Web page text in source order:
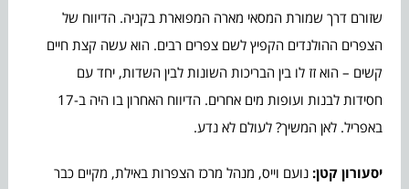
שזורם דרך שמורת המסאי מארה המפוארת בקניה. הדיווח של
הצפרים ההולנדים הקפיץ לשם צפרים רבים. הוא עשה קצת חיים
קשים – הוא זז לו בין הבריכות השונות לבין השדות, יחד עם
חסידות לבנות ועופות מים אחרים. הדיווח האחרון בו היה ב-17
באפריל. לאן המשיך? לעולם לא נדע.
יסעורון קטן: נועם וייס, מנהל מרכז הצפרות באילת, מקיים כבר